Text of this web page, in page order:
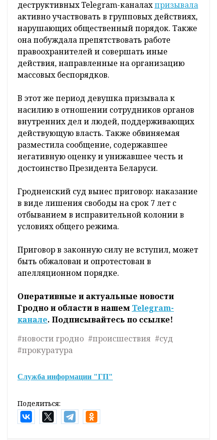
деструктивных Telegram-каналахпризывала
активно участвовать в групповых действиях,
нарушающих общественный порядок. Также
она побуждала препятствовать работе
правоохранителей и совершать иные
действия, направленные на организацию
массовых беспорядков.
В этот же период девушка призывала к
насилию в отношении сотрудников органов
внутренних дел и людей, поддерживающих
действующую власть. Также обвиняемая
разместила сообщение, содержавшее
негативную оценку и унижавшее честь и
достоинство Президента Беларуси.
Гродненский суд вынес приговор: наказание
в виде лишения свободы на срок 7 лет с
отбыванием в исправительной колонии в
условиях общего режима.
Приговор в законную силу не вступил, может
быть обжалован и опротестован в
апелляционном порядке.
Оперативные и актуальные новости
Гродно и области в нашем Telegram-
канале. Подписывайтесь по ссылке!
#новости гродно #происшествия #суд
#прокуратура
Служба информации "ГП"
Поделиться: